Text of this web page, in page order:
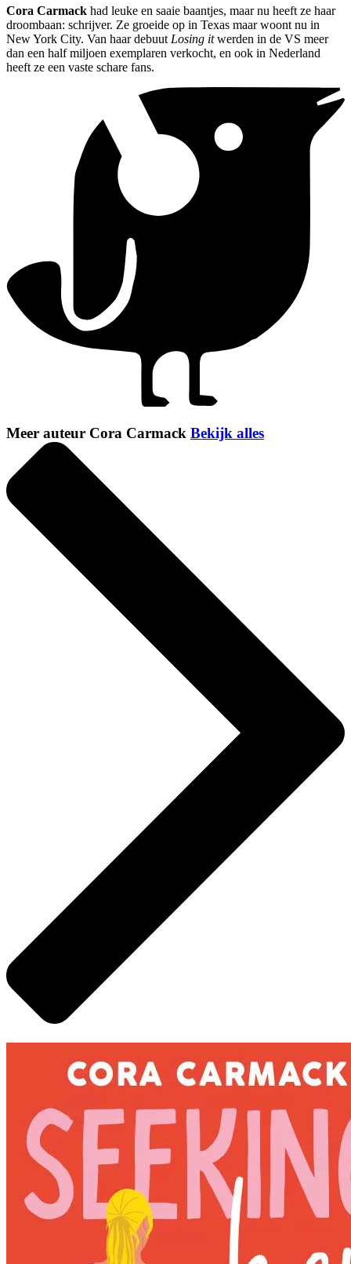
Cora Carmack had leuke en saaie baantjes, maar nu heeft ze haar
droombaan: schrijver. Ze groeide op in Texas maar woont nu in
New York City. Van haar debuut Losing itwerden in de VS meer
dan een half miljoen exemplaren verkocht, en ook in Nederland
heeft ze een vaste schare fans.
Meer auteur Cora Carmack Bekijk alles